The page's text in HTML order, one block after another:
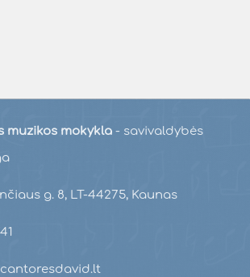
muzikos mokykla - savivaldybės
g. 8, LT-44275, Kaunas